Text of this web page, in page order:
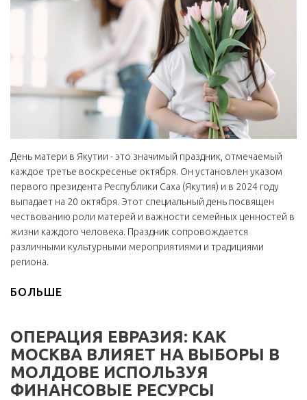
День матери в Якутии - это значимый праздник, отмечаемый
каждое третье воскресенье октября. Он установлен указом
первого президента Республики Саха (Якутия) и в 2024 году
выпадает на 20 октября. Этот специальный день посвящен
чествованию роли матерей и важности семейных ценностей в
жизни каждого человека. Праздник сопровождается
различными культурными мероприятиями и традициями
региона.
БОЛЬШЕ
ОПЕРАЦИЯ ЕВРАЗИЯ: КАК
МОСКВА ВЛИЯЕТ НА ВЫБОРЫ В
МОЛДОВЕ ИСПОЛЬЗУЯ
ФИНАНСОВЫЕ РЕСУРСЫ